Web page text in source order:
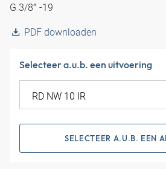
G 3/8″ -19
PDF downloaden
Selecteer a.u.b. een uitvoering
SELECTEER A.U.B. EEN